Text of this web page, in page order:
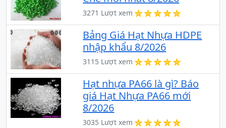
3271 Lượt xem
Bảng Giá Hạt Nhựa HDPE
nhập khẩu 8/2026
3115 Lượt xem
Hạt nhựa PA66 là gì? Báo
giá Hạt Nhựa PA66 mới
8/2026
3035 Lượt xem